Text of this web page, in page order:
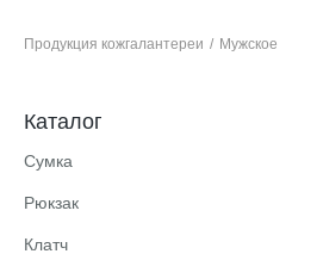
Продукция кожгалантереи / Мужское
Каталог
Сумка
Рюкзак
Клатч